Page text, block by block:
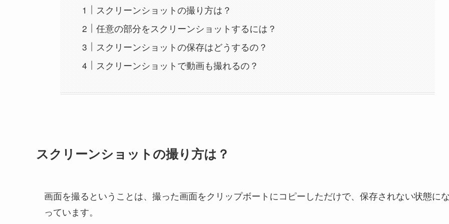
スクリーンショットの撮り方は？
任意の部分をスクリーンショットするには？
スクリーンショットの保存はどうするの？
スクリーンショットで動画も撮れるの？
スクリーンショットの撮り方は？
画面を撮るということは、撮った画面をクリップボートにコピーしただけで、保存されない状態に
っています。